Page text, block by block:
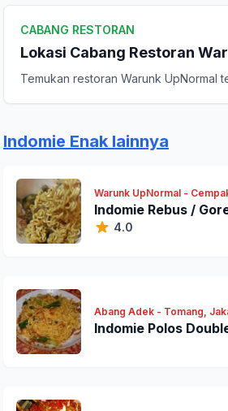
CABANG RESTORAN
Lokasi Cabang Restoran
Temukan restoran Warunk UpNormal
Indomie Enak lainnya
Warunk UpNormal -
Indomie Rebus /
4.0
Abang Adek - Tomang,
Indomie Polos
Kirim Ulasan